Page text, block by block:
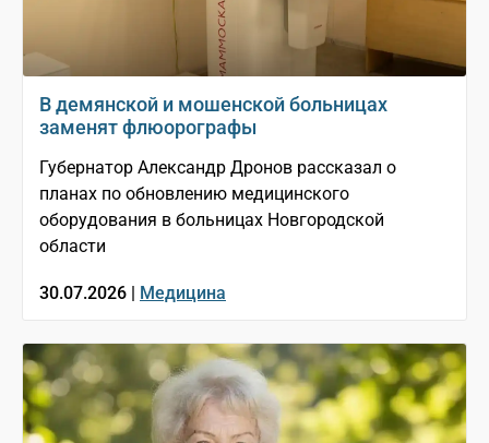
В демянской и мошенской больницах
заменят флюорографы
Губернатор Александр Дронов рассказал о
планах по обновлению медицинского
оборудования в больницах Новгородской
области
30.07.2026 | Медицина